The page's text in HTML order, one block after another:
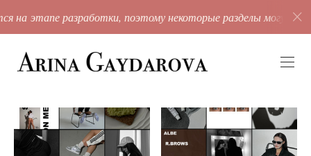
на этапе разработки, поэтому некоторые разделы могут